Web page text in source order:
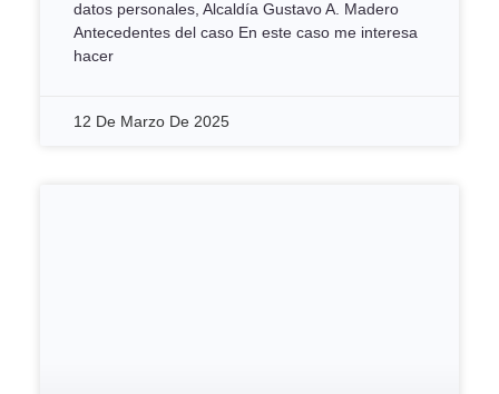
datos personales, Alcaldía Gustavo A. Madero
Antecedentes del caso En este caso me interesa
hacer
12 De Marzo De 2025